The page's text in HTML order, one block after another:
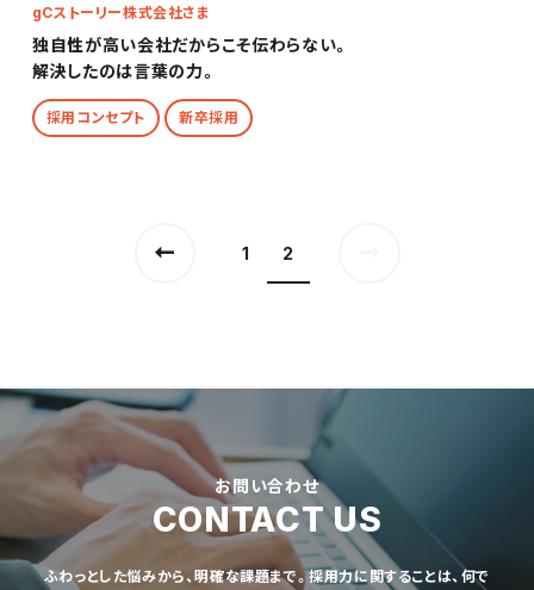
独自性が高い会社だからこそ伝わらない。
解決したのは言葉の力。
gCストーリー株式会社さま
採用コンセプト 新卒採用
1 2
お問い合わせ
CONTACT US
ふわっとした悩みから、明確な課題まで。採用力に関することは、何で